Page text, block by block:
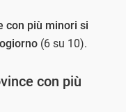
con più minori si
(6 su 10).
con più